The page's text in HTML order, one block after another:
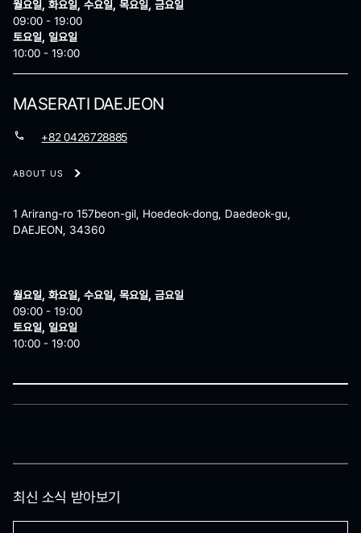
월요일, 화요일, 수요일, 목요일, 금요일
09:00 - 19:00
토요일, 일요일
10:00 - 19:00
MASERATI DAEJEON
+82 0426728885
ABOUT US
1 Arirang-ro 157beon-gil, Hoedeok-dong, Daedeok-gu,
DAEJEON, 34360
월요일, 화요일, 수요일, 목요일, 금요일
09:00 - 19:00
토요일, 일요일
10:00 - 19:00
최신 소식 받아보기